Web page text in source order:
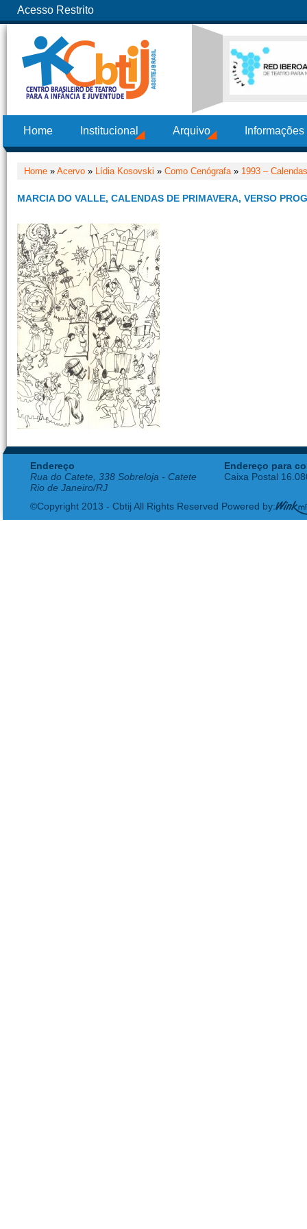
Acesso Restrito
Home Institucional Arquivo
Home » Acervo » Lídia Kosovski » Como Cenógrafa» 1993 –
MARCIA DO VALLE, CALENDAS DE PRIMAVERA, VERSO
Endereço
Rua do Catete, 338 Sobreloja - Catete
Rio de Janeiro/RJ
Endereço para
Caixa Postal
©Copyright 2013 - Cbtij All Rights Reserved Powered by: